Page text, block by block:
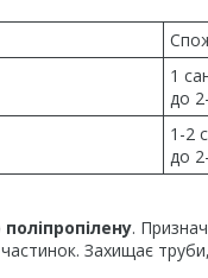
1
до
1-2
до
.
Захищає